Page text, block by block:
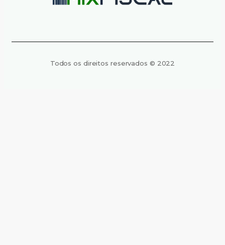
Todos os direitos reservados © 2022